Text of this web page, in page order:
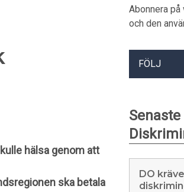
hälsa genom att
ska betala
Abonnera
och den
FÖLJ
DO